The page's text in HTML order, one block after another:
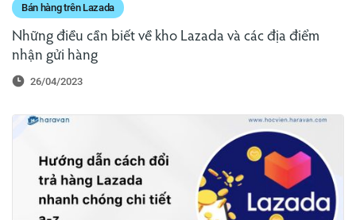
Bán hàng trên Lazada
Những điều cần biết về kho Lazada và các địa điểm
nhận gửi hàng
26/04/2023